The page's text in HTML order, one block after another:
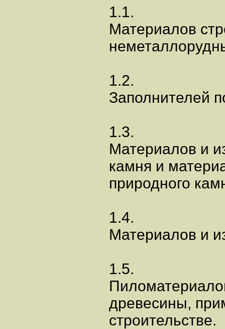
1.1.
Материалов
1.2.
Заполнителей
1.3.
Материалов и
камня и
природного
1.4.
Материалов и
1.5.
древесины,
строительстве.